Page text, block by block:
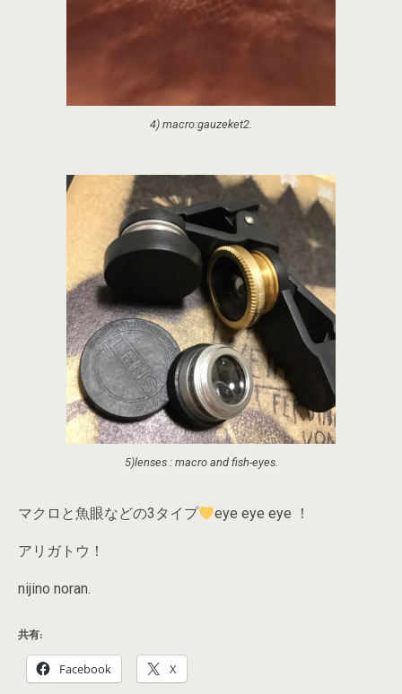
4) macro:gauzeket2.
5)lenses : macro and fish-eyes.
マクロと魚眼などの3タイプ eye eye eye ！
アリガトウ！
nijino noran.
共有:
Facebook X